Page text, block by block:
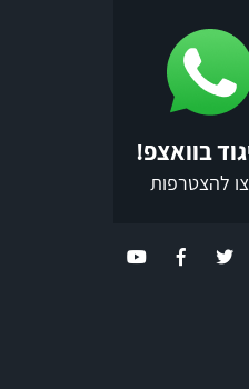
בוואצפ!
להצטרפות